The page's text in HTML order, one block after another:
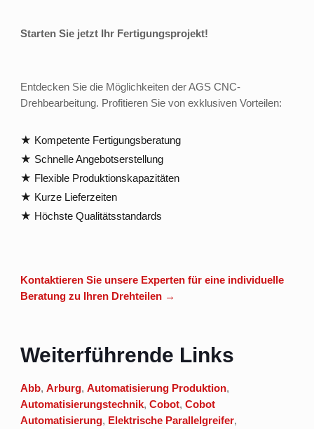
Starten Sie jetzt Ihr Fertigungsprojekt!
Entdecken Sie die Möglichkeiten der AGS CNC-
Drehbearbeitung. Profitieren Sie von exklusiven Vorteilen:
★ Kompetente Fertigungsberatung
★ Schnelle Angebotserstellung
★ Flexible Produktionskapazitäten
★ Kurze Lieferzeiten
★ Höchste Qualitätsstandards
Kontaktieren Sie unsere Experten für eine individuelle
Beratung zu Ihren Drehteilen →
Weiterführende Links
Abb,Arburg,Automatisierung Produktion,
Automatisierungstechnik,Cobot,Cobot
Automatisierung, Elektrische Parallelgreifer,